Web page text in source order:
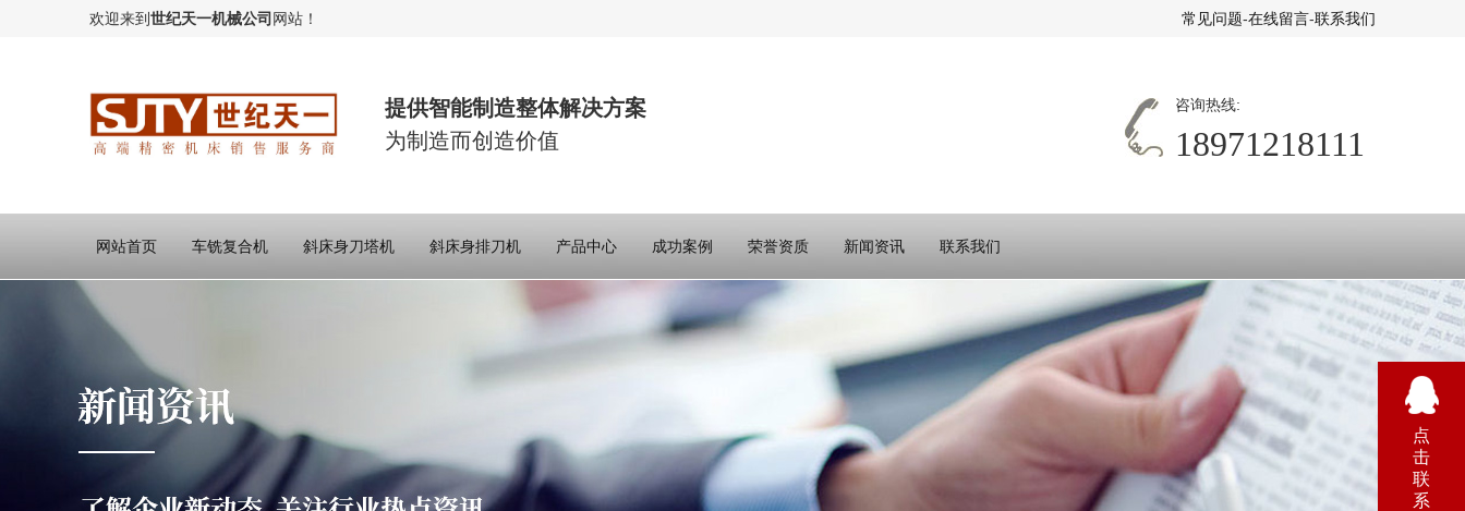
欢迎来到世纪天一机械公司 网站！ 常见问题-在线留言-联系我们
提供智能制造整体解决方案
为制造而创造价值
咨询热线:
18971218111
网站首页 车铣复合机 斜床身刀塔机 斜床身排刀机 产品中心 成功案例 荣誉资质 新闻资讯 联系我们
点
击
联
系